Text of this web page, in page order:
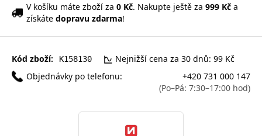
V košíku máte zboží za 0 Kč. Nakupte ještě za 999 Kč a
získáte dopravu zdarma!
Kód zboží: K158130
Nejnižší cena za 30 dnů: 99 Kč
Objednávky po telefonu:
+420 731 000 147
(Po–Pá: 7:30–17:00 hod)